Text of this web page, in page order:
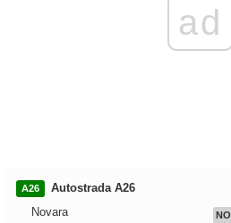
ad
A26
Autostrada A26
Novara
NO